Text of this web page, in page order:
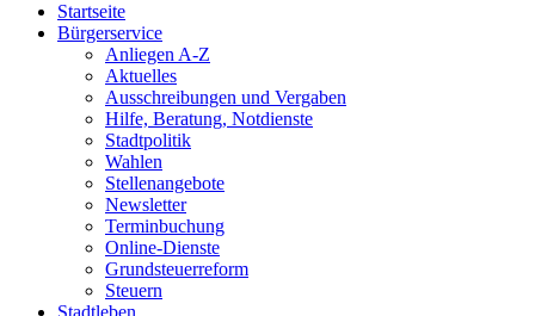
Startseite
Bürgerservice
Anliegen A-Z
Aktuelles
Ausschreibungen und Vergaben
Hilfe, Beratung, Notdienste
Stadtpolitik
Wahlen
Stellenangebote
Newsletter
Terminbuchung
Online-Dienste
Grundsteuerreform
Steuern
Stadtleben